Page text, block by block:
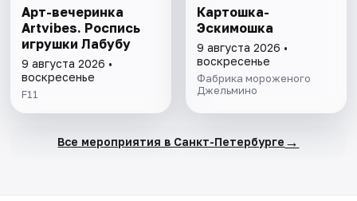
Арт-вечеринка
Artvibes. Роспись
игрушки Лабубу
9 августа 2026 •
воскресенье
F11
Картошка-
Эскимошка
9 августа 2026 •
воскресенье
Фабрика мороженого
Джельмино
Все мероприятия в Санкт-Петербурге →